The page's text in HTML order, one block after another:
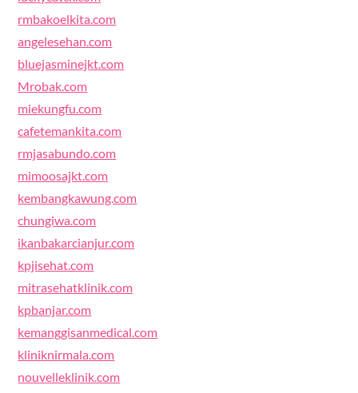
rmbakoelkita.com
angelesehan.com
bluejasminejkt.com
Mrobak.com
miekungfu.com
cafetemankita.com
rmjasabundo.com
mimoosajkt.com
kembangkawung.com
chungiwa.com
ikanbakarcianjur.com
kpjisehat.com
mitrasehatklinik.com
kpbanjar.com
kemanggisanmedical.com
kliniknirmala.com
nouvelleklinik.com